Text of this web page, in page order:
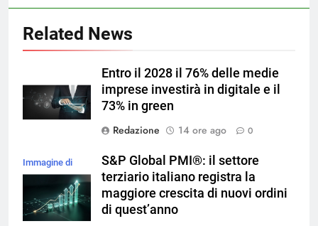
Related News
Entro il 2028 il 76% delle medie
imprese investirà in digitale e il
73% in green
Redazione
14 ore ago 0
Immagine di
S&P Global PMI®: il settore
terziario italiano registra la
maggiore crescita di nuovi ordini
di quest’anno